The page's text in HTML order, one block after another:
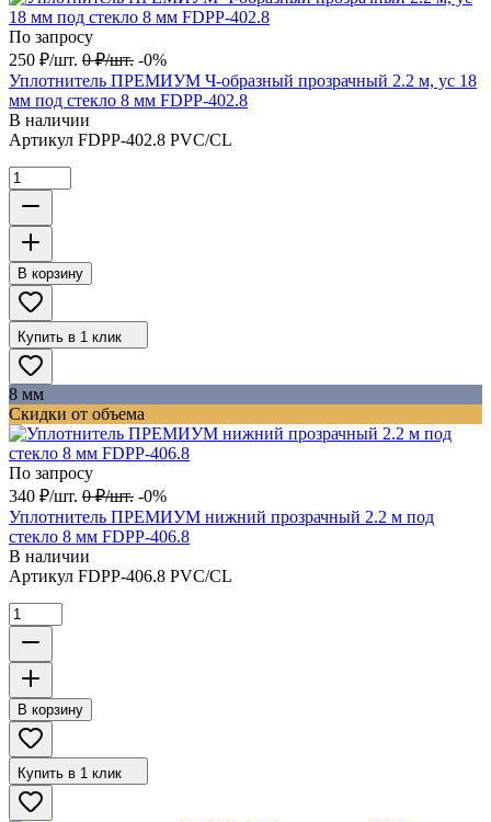
По запросу
250 ₽/шт. 0 ₽/шт. -0%
Уплотнитель ПРЕМИУМ Ч-образный прозрачный 2.2 м, ус 18
мм под стекло 8 мм FDPP-402.8
В наличии
Артикул FDPP-402.8 PVC/CL
В корзину
Купить в 1 клик
8 мм
Скидки от объема
По запросу
340 ₽/шт. 0 ₽/шт. -0%
Уплотнитель ПРЕМИУМ нижний прозрачный 2.2 м под
стекло 8 мм FDPP-406.8
В наличии
Артикул FDPP-406.8 PVC/CL
В корзину
Купить в 1 клик